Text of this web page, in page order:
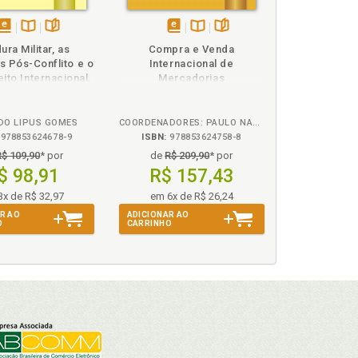
94
B.V.
Militar, as
Pós-Conflito e o
Internacional,
LIPUS GOMES
9
109,90* por
98,91
de R$ 32,97
AO
em
eBook
na
B.V.
Compra e Venda
Internacional de
Mercadorias
COORDENADORES: PAULO NALIN, RENATA C. STEINER E LUCIANA PEDROSO XAVIER
ISBN: 978853624758-8
deR$ 209,90* por
R$ 157,43
em 6x de R$ 26,24
ADICIONAR AO
CARRINHO